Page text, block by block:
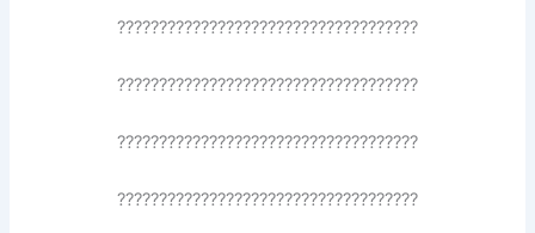
????????????????????????????????????
????????????????????????????????????
????????????????????????????????????
????????????????????????????????????